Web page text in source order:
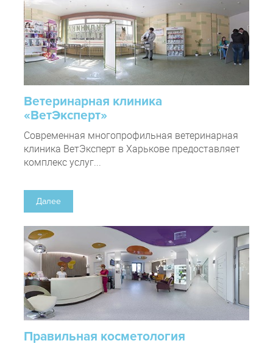
Ветеринарная клиника
«ВетЭксперт»
Современная многопрофильная ветеринарная
клиника ВетЭксперт в Харькове предоставляет
комплекс услуг...
Далее
Правильная косметология